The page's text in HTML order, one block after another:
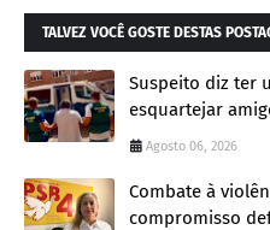
TALVEZ VOCÊ GOSTE DESTAS
Suspeito diz ter
esquartejar
Agosto 06, 2026
Combate à
compromisso